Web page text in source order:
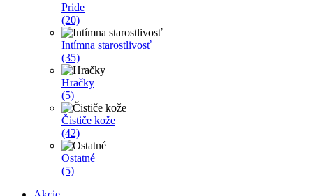
Pride
(20)
Intímna starostlivosť
(35)
Hračky
(5)
Čističe kože
(42)
Ostatné
(5)